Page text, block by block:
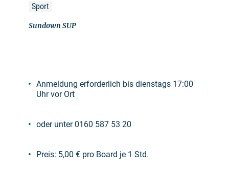
Sport
Sundown SUP
Anmeldung erforderlich bis dienstags 17:00
Uhr vor Ort
oder unter 0160 587 53 20
Preis: 5,00 € pro Board je 1 Std.